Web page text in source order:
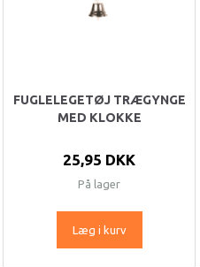
FUGLELEGETØJ TRÆGYNGE
MED KLOKKE
25,95 DKK
På lager
Læg i kurv